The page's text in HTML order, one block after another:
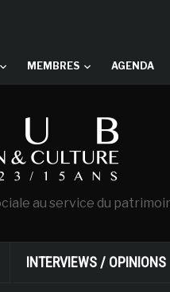
MEMBRES AGENDA
au service du
INTERVIEWS / OPINIONS